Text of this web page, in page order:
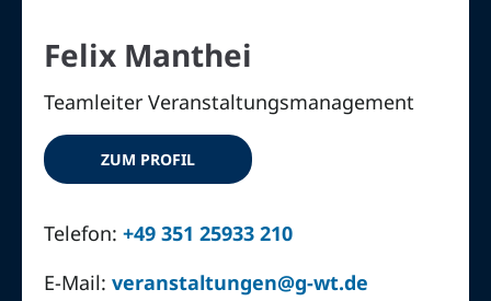
Felix Manthei
Teamleiter Veranstaltungsmanagement
ZUM PROFIL
Telefon:+49 351 25933 210
E-Mail:veranstaltungen@g-wt.de